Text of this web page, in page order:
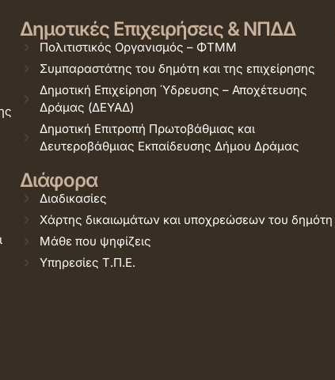
Δημοτικές Επιχειρήσεις & ΝΠΔΔ
Πολιτιστικός Οργανισμός – ΦΤΜΜ
Συμπαραστάτης του δημότη και της επιχείρησης
Δημοτική Επιχείρηση Ύδρευσης – Αποχέτευσης
Δράμας (ΔΕΥΑΔ)
Δημοτική Επιτροπή Πρωτοβάθμιας και
Δευτεροβάθμιας Εκπαίδευσης Δήμου Δράμας
Διάφορα
Διαδικασίες
Χάρτης δικαιωμάτων και υποχρεώσεων του δημότη
Μάθε που ψηφίζεις
Υπηρεσίες Τ.Π.Ε.